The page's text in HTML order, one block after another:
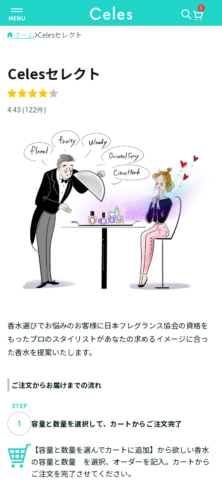
ナ
ビ
ゲ
ョ
を
切
0
ホーム Celesセレクト
Celesセレクト
4.43 (122件)
香水選びでお悩みのお客様に日本フレグランス協会の資格を
もったプロのスタイリストがあなたの求めるイメージに合っ
た香水を提案いたします。
ご注文からお届けまでの流れ
STEP
容量と数量を選択して、カートからご注文完了
【容量と数量を選んでカートに追加】から欲しい香水
の容量と数量 を選択、オーダーを記入。カートから
ご注文を完了させてください。